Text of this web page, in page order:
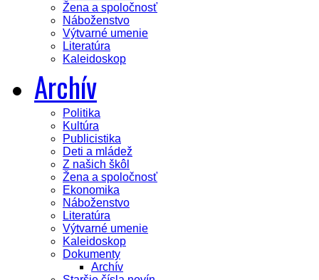
Žena a spoločnosť
Náboženstvo
Výtvarné umenie
Literatúra
Kaleidoskop
Archív
Politika
Kultúra
Publicistika
Deti a mládež
Z našich škôl
Žena a spoločnosť
Ekonomika
Náboženstvo
Literatúra
Výtvarné umenie
Kaleidoskop
Dokumenty
Archív